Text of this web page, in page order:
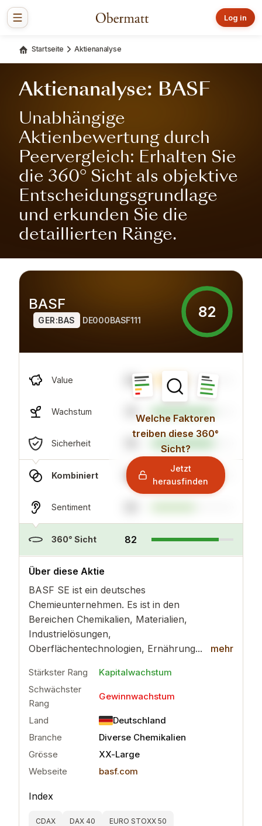
Log in
Startseite Aktienanalyse
Aktienanalyse: BASF
Unabhängige
Aktienbewertung durch
Peervergleich: Erhalten Sie
die 360° Sicht als objektive
Entscheidungsgrundlage
und erkunden Sie die
detaillierten Ränge.
BASF
GER:BAS DE000BASF111 82
Value 42
Wachstum 75
Sicherheit
Kombiniert 82
Sentiment
360° Sicht 82
Welche Faktoren
treiben diese 360°
Sicht?
Jetzt
herausfinden
Über diese Aktie
BASF SE ist ein deutsches
Chemieunternehmen. Es ist in den
Bereichen Chemikalien, Materialien,
Industrielösungen,
Oberflächentechnologien, Ernährung...
mehr
mehr
Stärkster Rang
Kapitalwachstum
Schwächster
Rang
Gewinnwachstum
Land
Deutschland
Branche
Diverse Chemikalien
Grösse
XX-Large
Webseite
basf.com
Index
CDAX DAX 40 EURO STOXX 50